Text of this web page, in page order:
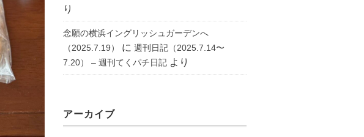
り
念願の横浜イングリッシュガーデンへ
（2025.7.19）
に週刊日記（2025.7.14〜
7.20） – 週刊てくパチ日記 より
アーカイブ